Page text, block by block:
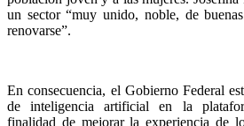
un sector “muy unido, noble, de
renovarse”.
En consecuencia, el Gobierno Federal
de inteligencia artificial en la
finalidad de mejorar la experiencia de